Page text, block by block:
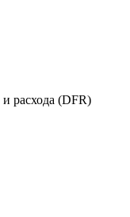
и расхода (DFR)